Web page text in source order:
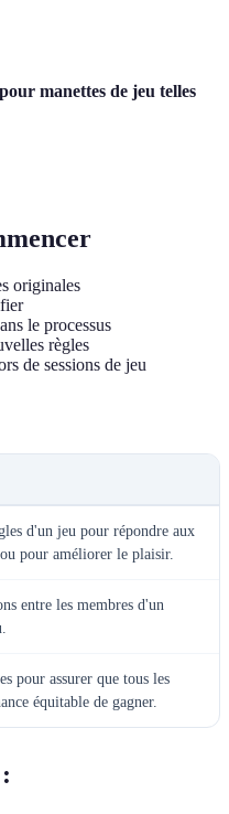
manettes de jeu telles
originales
le processus
règles
de sessions de jeu
d'un jeu pour répondre aux
pour améliorer le plaisir.
entre les membres d'un
pour assurer que tous les
équitable de gagner.